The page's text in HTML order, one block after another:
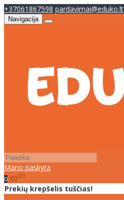
+37061867598 pardavimai@eduko.lt
Navigacija
Mano paskyra
0 €000
Prekių krepšelis tuščias!